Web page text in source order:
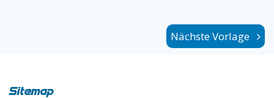
Nächste Vorlage
Sitemap